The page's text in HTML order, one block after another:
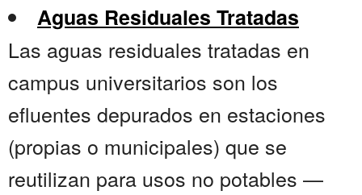
Aguas Residuales Tratadas
Las aguas residuales tratadas en
campus universitarios son los
efluentes depurados en estaciones
(propias o municipales) que se
reutilizan para usos no potables —